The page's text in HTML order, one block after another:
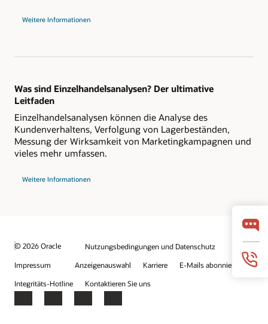
Weitere Informationen
Was sind Einzelhandelsanalysen? Der ultimative
Leitfaden
Einzelhandelsanalysen können die Analyse des
Kundenverhaltens, Verfolgung von Lagerbeständen,
Messung der Wirksamkeit von Marketingkampagnen und
vieles mehr umfassen.
Weitere Informationen
© 2026 Oracle
Nutzungsbedingungen und Datenschutz
Impressum
Anzeigenauswahl Karriere
E-Mails abonnieren
Integritäts-Hotline
Kontaktieren Sie uns
Facebook
X LinkedInYouTube